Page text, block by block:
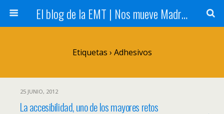
El blog de la EMT | Nos mueve Madrid
Etiquetas › Adhesivos
25 JUNIO, 2012
La accesibilidad, uno de los mayores retos